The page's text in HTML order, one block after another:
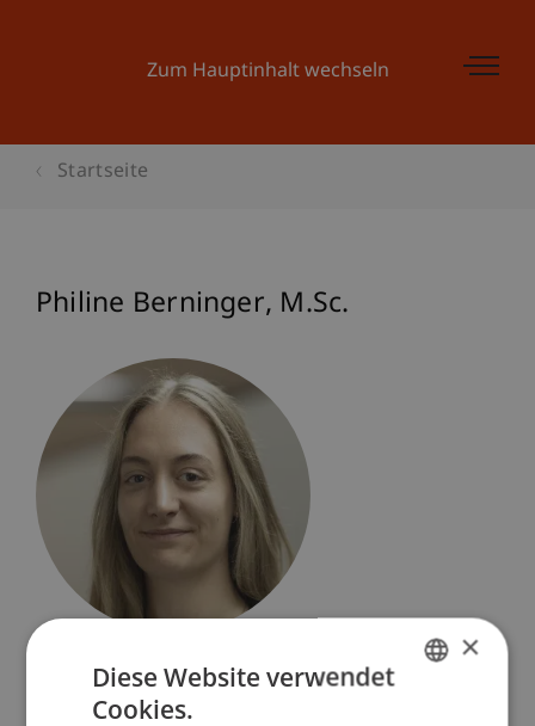
Zum Hauptinhalt wechseln
Startseite
Philine Berninger M.Sc.
Wissenschaftliche Assistentin / Doktorandin
Finance
×
Diese Website verwendet
Cookies.